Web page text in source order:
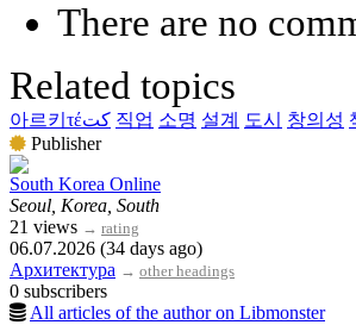
There are no
Related topics
아르키τέكت 직업 소명 설계 도시 창의성
Publisher
South Korea Online
Seoul, Korea, South
21 views → rating
06.07.2026 (34 days ago)
Архитектура → other headings
0 subscribers
All articles of the author on Libmonster